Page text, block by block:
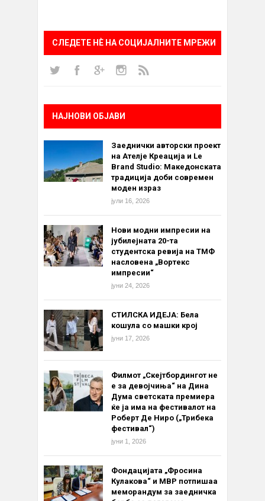
СЛЕДЕТЕ НÈ НА СОЦИЈАЛНИТЕ МРЕЖИ
НАЈНОВИ ОБЈАВИ
Заеднички авторски проект
на Ателје Креација и Le
Brand Studio: Македонската
традиција доби современ
моден израз
јули 16, 2026
Нови модни импресии на
јубилејната 20-та
студентска ревија на ТМФ
насловена „Вортекс
импресии“
јуни 24, 2026
СТИЛСКА ИДЕЈА: Бела
кошула со машки крој
јуни 17, 2026
Филмот „Скејтбордингот не
е за девојчиња“ на Дина
Дума светската премиера
ќе ја има на фестивалот на
Роберт Де Ниро („Трибека
фестивал“)
јуни 1, 2026
Фондацијата „Фросина
Кулакова“ и МВР потпишаа
меморандум за заедничка